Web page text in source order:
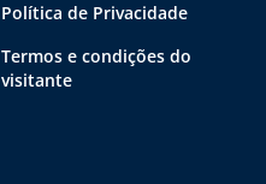
Política de Privacidade
Termos e condições do
visitante